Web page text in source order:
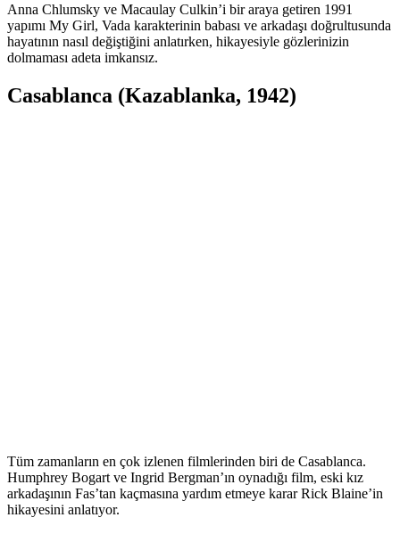
Anna Chlumsky ve Macaulay Culkin’i bir araya getiren 1991
yapımı My Girl, Vada karakterinin babası ve arkadaşı doğrultusunda
hayatının nasıl değiştiğini anlatırken, hikayesiyle gözlerinizin
dolmaması adeta imkansız.
Casablanca (Kazablanka, 1942)
Tüm zamanların en çok izlenen filmlerinden biri de Casablanca.
Humphrey Bogart ve Ingrid Bergman’ın oynadığı film, eski kız
arkadaşının Fas’tan kaçmasına yardım etmeye karar Rick Blaine’in
hikayesini anlatıyor.